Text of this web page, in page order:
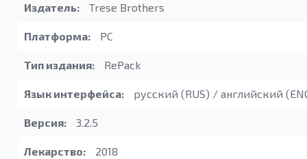
Издатель: Trese Brothers
Платформа: PC
Тип издания: RePack
Язык интерфейса: русский (RUS) / английский
Версия: 3.2.5
Лекарство: 2018